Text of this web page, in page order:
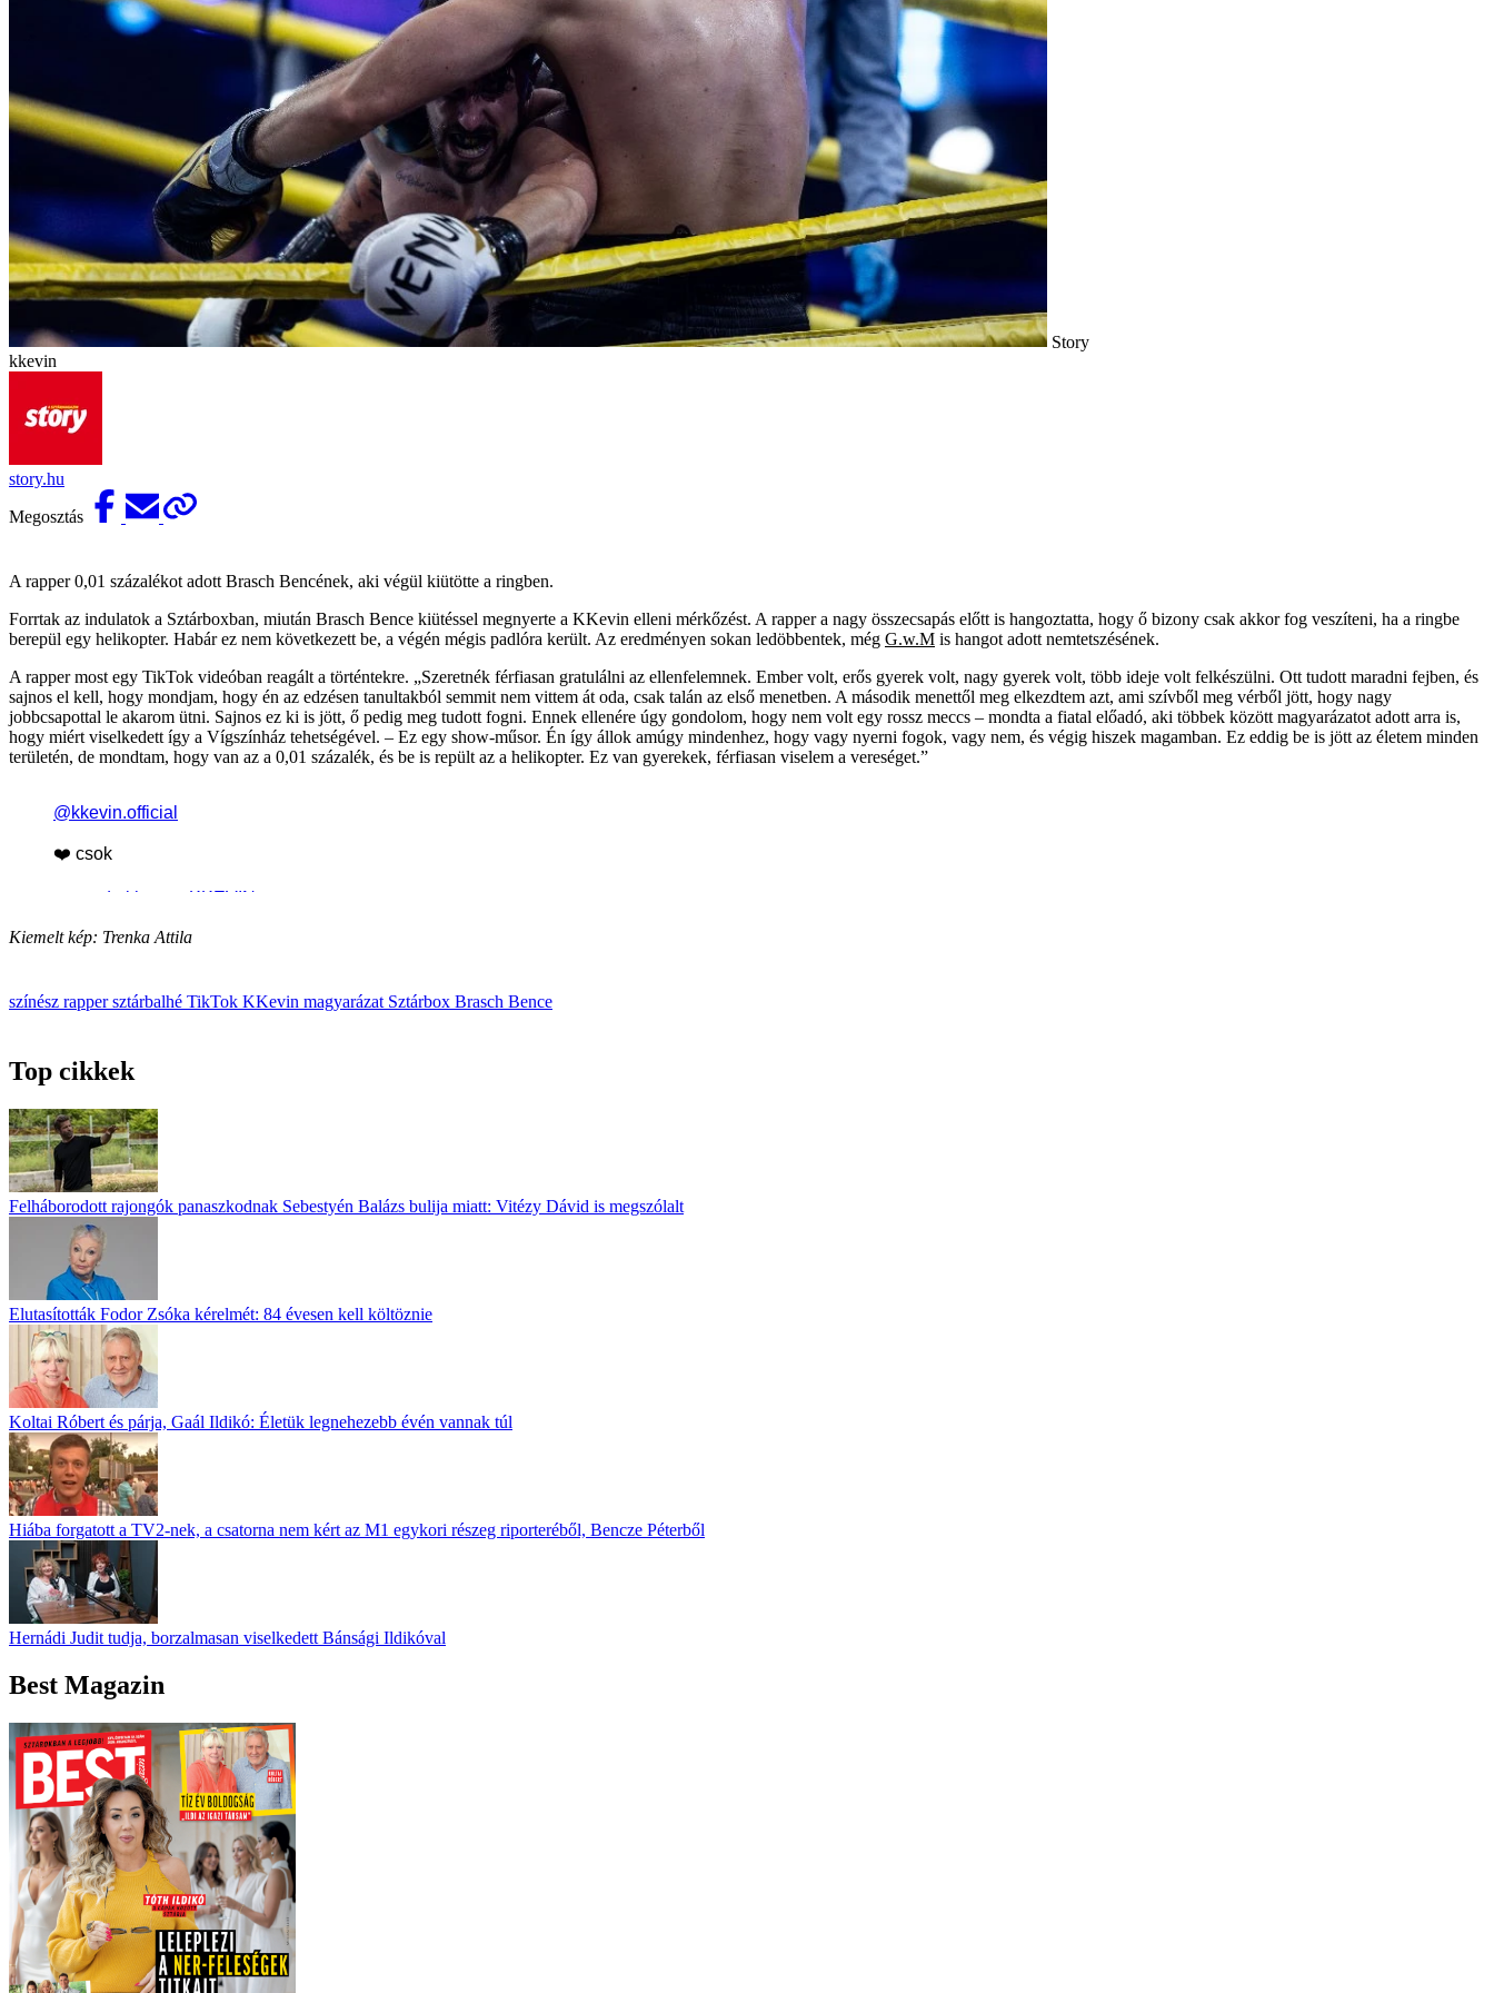
Story
kkevin
story.hu
Megosztás
A rapper 0,01 százalékot adott Brasch Bencének, aki végül kiütötte a ringben.
Forrtak az indulatok a Sztárboxban, miután Brasch Bence kiütéssel megnyerte a KKevin elleni mérkőzést. A rapper a nagy összecsapás előtt is hangoztatta, hogy ő bizony csak akkor fog veszíteni, ha a ringbe
berepül egy helikopter. Habár ez nem következett be, a végén mégis padlóra került. Az eredményen sokan ledöbbentek, még G.w.M is hangot adott nemtetszésének.
A rapper most egy TikTok videóban reagált a történtekre. „Szeretnék férfiasan gratulálni az ellenfelemnek. Ember volt, erős gyerek volt, nagy gyerek volt, több ideje volt felkészülni. Ott tudott maradni fejben, és
sajnos el kell, hogy mondjam, hogy én az edzésen tanultakból semmit nem vittem át oda, csak talán az első menetben. A második menettől meg elkezdtem azt, ami szívből meg vérből jött, hogy nagy
jobbcsapottal le akarom ütni. Sajnos ez ki is jött, ő pedig meg tudott fogni. Ennek ellenére úgy gondolom, hogy nem volt egy rossz meccs – mondta a fiatal előadó, aki többek között magyarázatot adott arra is,
hogy miért viselkedett így a Vígszínház tehetségével. – Ez egy show-műsor. Én így állok amúgy mindenhez, hogy vagy nyerni fogok, vagy nem, és végig hiszek magamban. Ez eddig be is jött az életem minden
területén, de mondtam, hogy van az a 0,01 százalék, és be is repült az a helikopter. Ez van gyerekek, férfiasan viselem a vereséget.”
Kiemelt kép: Trenka Attila
színész rappersztárbalhé TikTok KKevin magyarázat Sztárbox Brasch Bence
Top cikkek
Felháborodott rajongók panaszkodnak Sebestyén Balázs bulija miatt: Vitézy Dávid is megszólalt
Elutasították Fodor Zsóka kérelmét: 84 évesen kell költöznie
Koltai Róbert és párja, Gaál Ildikó: Életük legnehezebb évén vannak túl
Hiába forgatott a TV2-nek, a csatorna nem kért az M1 egykori részeg riporteréből, Bencze Péterből
Hernádi Judit tudja, borzalmasan viselkedett Bánsági Ildikóval
Best Magazin